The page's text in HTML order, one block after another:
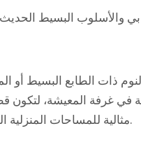
والأسلوب البسيط
النوم ذات الطابع البسيط
في غرفة المعيشة، لتكون
مثالية للمساحات المنزلية الحديثة التي تسعى إلى استخدام الخامات الطبيعية.